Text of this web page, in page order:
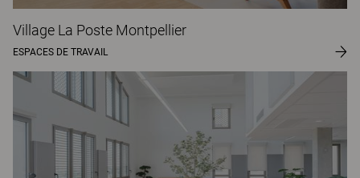
Village La Poste Montpellier
ESPACES DE TRAVAIL